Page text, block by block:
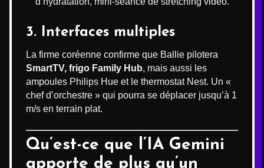
3. Interfaces multiples
La firme coréenne confirme que Ballie pilotera
SmartTV, frigo Family Hub, mais aussi les
ampoules Philips Hue et le thermostat Nest. Un «
chef d’orchestre » qui pourra se déplacer jusqu’à 1
m/s en terrain plat.
Qu’est-ce que l’IA Gemini
apporte de plus qu’un